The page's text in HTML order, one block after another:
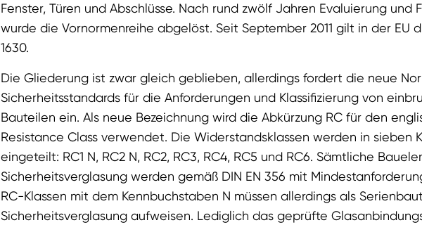
Fenster, Türen und Abschlüsse. Nach rund zwölf Jahren Evaluierung und
wurde die Vornormenreihe abgelöst. Seit September 2011 gilt in der EU
1630.
Die Gliederung ist zwar gleich geblieben, allerdings fordert die neue
Sicherheitsstandards für die Anforderungen und Klassifizierung von
Bauteilen ein. Als neue Bezeichnung wird die Abkürzung RC für den
Resistance Class verwendet. Die Widerstandsklassen werden in sieben
eingeteilt: RC1 N, RC2 N, RC2, RC3, RC4, RC5 und RC6. Sämtliche
Sicherheitsverglasung werden gemäß DIN EN 356 mit
RC-Klassen mit dem Kennbuchstaben N müssen allerdings als
Sicherheitsverglasung aufweisen. Lediglich das geprüfte